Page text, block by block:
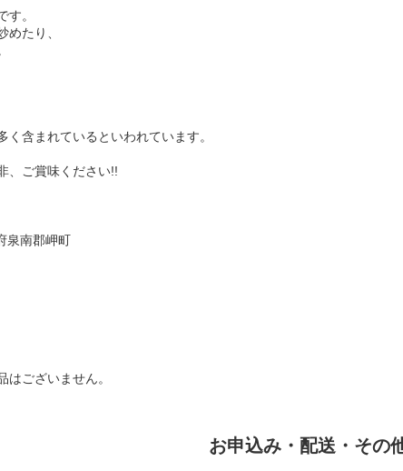
す。
たり、
含まれているといわれています。
、ご賞味ください!!
南郡岬町
ございません。
お申込み・配送・その